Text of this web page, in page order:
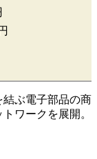
ぶ電子部品の商
ワークを展開。